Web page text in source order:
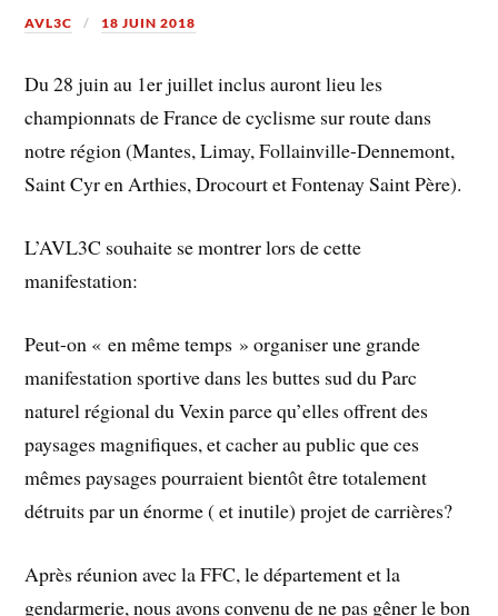
AVL3C 18 JUIN 2018
Du 28 juin au 1er juillet inclus auront lieu les
championnats de France de cyclisme sur route dans
notre région (Mantes, Limay, Follainville-Dennemont,
Saint Cyr en Arthies, Drocourt et Fontenay Saint Père).
L’AVL3C souhaite se montrer lors de cette
manifestation:
Peut-on « en même temps » organiser une grande
manifestation sportive dans les buttes sud du Parc
naturel régional du Vexin parce qu’elles offrent des
paysages magnifiques, et cacher au public que ces
mêmes paysages pourraient bientôt être totalement
détruits par un énorme ( et inutile) projet de carrières?
Après réunion avec la FFC, le département et la
gendarmerie, nous avons convenu de ne pas gêner le bon